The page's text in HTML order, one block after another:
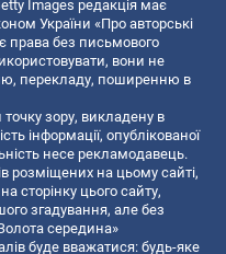
Images редакція має
України «Про авторські
права без письмового
вони не
перекладу, поширенню в
зору, викладену в
інформації, опублікованої
несе рекламодавець.
розміщених на цьому сайті,
сторінку цього сайту,
згадування, але без
середина»
буде вважатися: будь-яке